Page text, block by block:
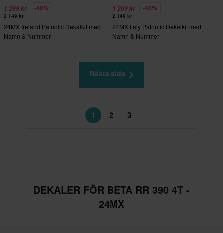
1 299 kr -40%
2 149 kr
24MX Ireland Patriotic Dekalkit med
Namn & Nummer
1 299 kr -40%
2 149 kr
24MX Italy Patriotic Dekalkit med
Namn & Nummer
Nästa sida
1 2 3
DEKALER FÖR BETA RR 390 4T -
24MX